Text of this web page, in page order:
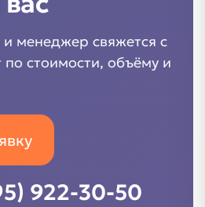
и менеджер свяжется с
стоимости, объёму и
922-30-50